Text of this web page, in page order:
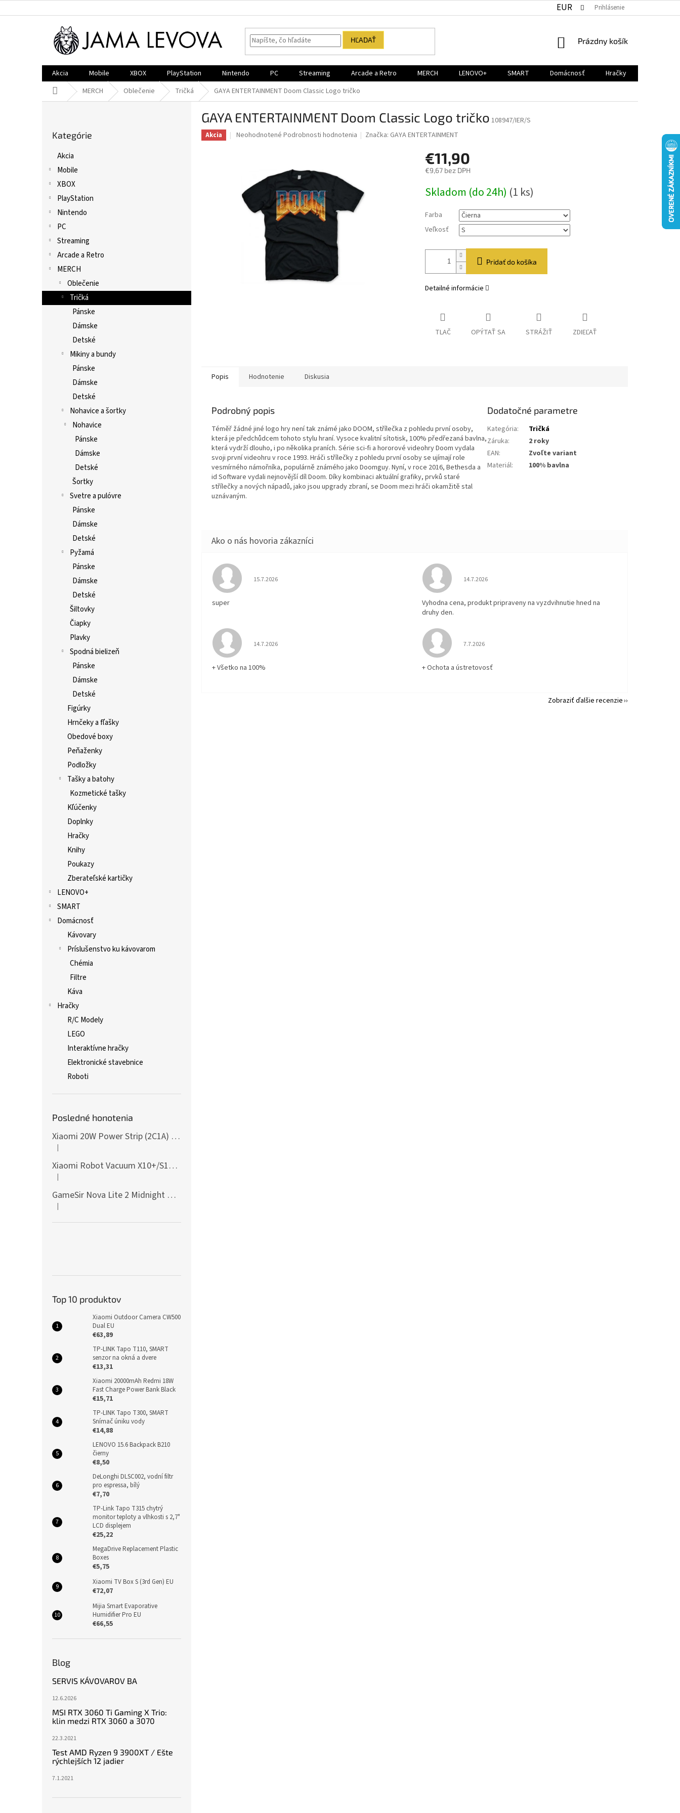
na
EUR Prihlásenie
HĽADAŤ
NÁKUPNÝ
Prázdny košík
Akcia Mobile XBOX PlayStation Nintendo PC Streaming Arcade a Retro MERCH LENOVO+ SMART Domácnosť
Hračky
DomovMERCH Oblečenie Tričká GAYA ENTERTAINMENT Doom Classic Logo tričko
kategórie
Kategórie
Akcia
Mobile
XBOX
PlayStation
Nintendo
PC
Streaming
Arcade a Retro
MERCH
Oblečenie
Tričká
Pánske
Dámske
Detské
Mikiny a bundy
Pánske
Dámske
Detské
Nohavice a šortky
Nohavice
Pánske
Dámske
Detské
Šortky
Svetre a pulóvre
Pánske
Dámske
Detské
Pyžamá
Pánske
Dámske
Detské
Šiltovky
Čiapky
Plavky
Spodná bielizeň
Pánske
Dámske
Detské
Figúrky
Hrnčeky a fľašky
Obedové boxy
Peňaženky
Podložky
Tašky a batohy
Kozmetické tašky
Kľúčenky
Doplnky
Hračky
Knihy
Poukazy
Zberateľské kartičky
LENOVO+
SMART
Domácnosť
Kávovary
Príslušenstvo ku kávovarom
Chémia
Filtre
Káva
Hračky
R/C Modely
LEGO
Interaktívne hračky
Elektronické stavebnice
Roboti
Posledné honotenia
Xiaomi 20W Power Strip (2C1A) EU
Hodnotenie produktu je 5 z 5 hviezdičiek.
|
Xiaomi Robot Vacuum X10+/S10+/X10/X20+ Side Brush
Hodnotenie produktu je 5 z 5 hviezdičiek.
|
GameSir Nova Lite 2 Midnight Gray
Hodnotenie produktu je 5 z 5 hviezdičiek.
|
Top 10 produktov
Xiaomi Outdoor Camera CW500
Dual EU
€63,89
TP-LINK Tapo T110, SMART
senzor na okná a dvere
€13,31
Xiaomi 20000mAh Redmi 18W
Fast Charge Power Bank Black
€15,71
TP-LINK Tapo T300, SMART
Snímač úniku vody
€14,88
LENOVO 15.6 Backpack B210
čierny
€8,50
DeLonghi DLSC002, vodní filtr
pro espressa, bílý
€7,70
TP-Link Tapo T315 chytrý
monitor teploty a vlhkosti s 2,7"
LCD displejem
€25,22
MegaDrive Replacement Plastic
Boxes
€5,75
Xiaomi TV Box S (3rd Gen) EU
€72,07
Mijia Smart Evaporative
Humidifier Pro EU
€66,55
Blog
SERVIS KÁVOVAROV BA
12.6.2026
MSI RTX 3060 Ti Gaming X Trio:
klin medzi RTX 3060 a 3070
22.3.2021
Test AMD Ryzen 9 3900XT / Ešte
rýchlejších 12 jadier
7.1.2021
GAYA ENTERTAINMENT Doom Classic Logo tričko 108947/IER/S
Akcia
Priemerné
hviezdičiek.
Neohodnotené Podrobnosti hodnotenia Značka: GAYA ENTERTAINMENT
€11,90
€9,67 bez DPH
cena:
Skladom (do 24h) (1 ks)
Farba
Veľkosť
Pridať do košíka
Detailné informácie
TLAČ OPÝTAŤ SA STRÁŽIŤ ZDIEĽAŤ
Popis Hodnotenie Diskusia
Podrobný popis
Téměř žádné jiné logo hry není tak známé jako DOOM, střílečka z pohledu první osoby,
která je předchůdcem tohoto stylu hraní. Vysoce kvalitní sítotisk, 100% předřezaná bavlna,
která vydrží dlouho, i po několika praních. Série sci-fi a hororové videohry Doom vydala
svoji první videohru v roce 1993. Hráči střílečky z pohledu první osoby se ujímají role
vesmírného námořníka, populárně známého jako Doomguy. Nyní, v roce 2016, Bethesda a
id Software vydali nejnovější díl Doom. Díky kombinaci aktuální grafiky, prvků staré
střílečky a nových nápadů, jako jsou upgrady zbraní, se Doom mezi hráči okamžitě stal
uznávaným.
Dodatočné parametre
Kategória:
Tričká
Záruka:
2 roky
EAN:
Zvoľte variant
Materiál: 100% bavlna
Hodnotenie obchodu je 5 z 5 hviezdičiek.
15.7.2026
super
Hodnotenie obchodu je 5 z 5 hviezdičiek.
14.7.2026
Vyhodna cena, produkt pripraveny na vyzdvihnutie hned na
druhy den.
Hodnotenie obchodu je 5 z 5 hviezdičiek.
14.7.2026
+ Všetko na 100%
Hodnotenie obchodu je 5 z 5 hviezdičiek.
7.7.2026
+ Ochota a ústretovosť
Zobraziť ďalšie recenzie